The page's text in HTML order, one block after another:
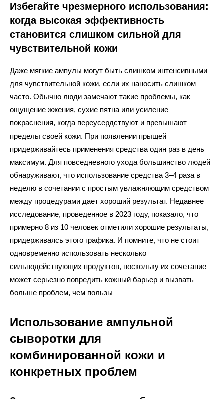
Избегайте чрезмерного использования:
когда высокая эффективность
становится слишком сильной для
чувствительной кожи
Даже мягкие ампулы могут быть слишком интенсивными
для чувствительной кожи, если их наносить слишком
часто. Обычно люди замечают такие проблемы, как
ощущение жжения, сухие пятна или усиление
покраснения, когда переусердствуют и превышают
пределы своей кожи. При появлении прыщей
придерживайтесь применения средства один раз в день
максимум. Для повседневного ухода большинство людей
обнаруживают, что использование средства 3–4 раза в
неделю в сочетании с простым увлажняющим средством
между процедурами дает хороший результат. Недавнее
исследование, проведенное в 2023 году, показало, что
примерно 8 из 10 человек отметили хорошие результаты,
придерживаясь этого графика. И помните, что не стоит
одновременно использовать несколько
сильнодействующих продуктов, поскольку их сочетание
может серьезно повредить кожный барьер и вызвать
больше проблем, чем пользы
Использование ампульной
сыворотки для
комбинированной кожи и
конкретных проблем